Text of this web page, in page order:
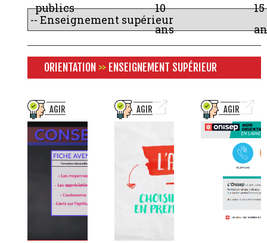
publics
10
ans
15
ORIENTATION >> ENSEIGNEMENT SUPÉRIEUR
AGIR AGIR AGIR